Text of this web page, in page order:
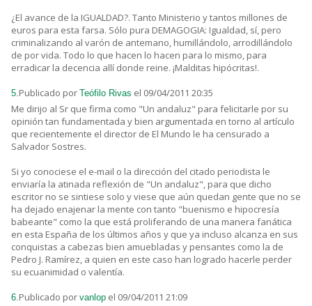
¿El avance de la IGUALDAD?. Tanto Ministerio y tantos millones de
euros para esta farsa. Sólo pura DEMAGOGIA: Igualdad, sí, pero
criminalizando al varón de antemano, humillándolo, arrodillándolo
de por vida. Todo lo que hacen lo hacen para lo mismo, para
erradicar la decencia allí donde reine. ¡Malditas hipócritas!.
5.Publicado por Teófilo Rivas el 09/04/2011 20:35
Me dirijo al Sr que firma como "Un andaluz" para felicitarle por su
opinión tan fundamentada y bien argumentada en torno al artículo
que recientemente el director de El Mundo le ha censurado a
Salvador Sostres.
Si yo conociese el e-mail o la dirección del citado periodista le
enviaría la atinada reflexión de "Un andaluz", para que dicho
escritor no se sintiese solo y viese que aún quedan gente que no se
ha dejado enajenar la mente con tanto "buenismo e hipocresía
babeante" como la que está proliferando de una manera fanática
en esta España de los últimos años y que ya incluso alcanza en sus
conquistas a cabezas bien amuebladas y pensantes como la de
Pedro J. Ramírez, a quien en este caso han logrado hacerle perder
su ecuanimidad o valentía.
6.Publicado por vanlop el 09/04/2011 21:09